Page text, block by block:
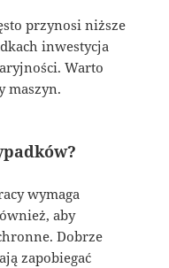
przynosi niższe
inwestycja
Warto
maszyn.
wymaga
aby
Dobrze
zapobiegać